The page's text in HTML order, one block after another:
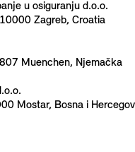
u osiguranju d.o.o.
Zagreb, Croatia
Muenchen, Njemačka
Mostar, Bosna i